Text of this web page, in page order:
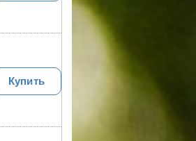
Купить